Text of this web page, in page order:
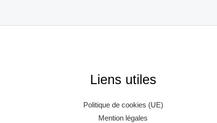
Liens utiles
Politique de cookies (UE)
Mention légales